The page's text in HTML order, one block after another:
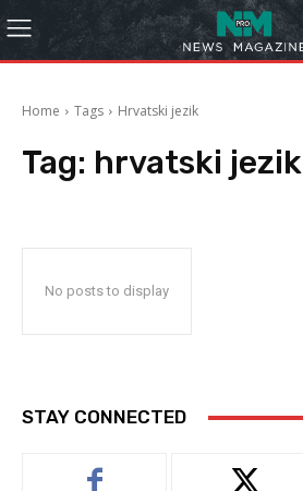
Home Tags Hrvatski jezik
Tag: hrvatski jezik
No posts to display
STAY CONNECTED